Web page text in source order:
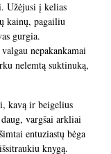
Užėjusi į kelias
kainų, pagailiu
gurgia.
nepakankamai
nelemtą suktinuką,
kavą ir beigelius
vargšai arkliai
entuziastų bėga
knygą.